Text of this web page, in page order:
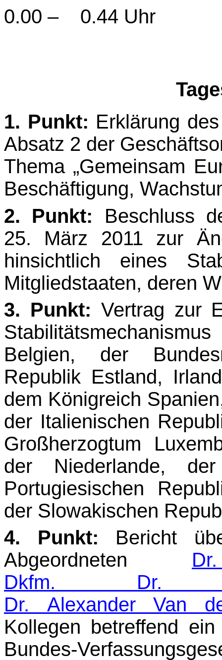
0.00 – 0.44 Uhr
1. Punkt: Erklärung
Absatz 2 der
Thema „Gemeinsam
Beschäfti­gung,
2. Punkt: Beschluss
25. März 2011 zur
hinsichtlich eines
Mitgliedstaaten, deren
3. Punkt: Vertrag zur
Belgien, der
Republik Estland,
dem Königreich
der Italienischen
Großherzogtum
der Niederlande,
Portugiesischen
der Slowakischen
4. Punkt: Bericht
Abgeordneten
Dkfm. Dr.
Dr. Alexander Van
Kollegen betreffend
Bundes-